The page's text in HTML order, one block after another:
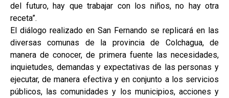
del futuro, hay que trabajar con los niños, no hay otra
receta”.
El diálogo realizado en San Fernando se replicará en las
diversas comunas de la provincia de Colchagua, de
manera de conocer, de primera fuente las necesidades,
inquietudes, demandas y expectativas de las personas y
ejecutar, de manera efectiva y en conjunto a los servicios
públicos, las comunidades y los municipios, acciones y